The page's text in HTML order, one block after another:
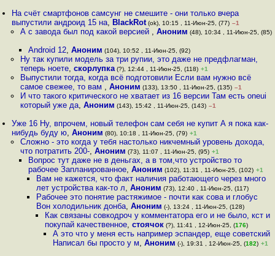
На счёт смартфонов самсунг не смешите - они только вчера
выпустили андроид 15 на, BlackRot (ok), 10:15 , 11-Июн-25, (77) –1
А с завода был под какой версией , Аноним (48), 10:34 , 11-Июн-25, (85)
Android 12, Аноним (104), 10:52 , 11-Июн-25, (92)
Ну так купили модель за три рупии, это даже не предфлагман,
теперь ноете, скорлупка(?), 12:44 , 11-Июн-25, (118) +1
Выпустили тогда, когда всё подготовили Если вам нужно всё
самое свежее, то вам , Аноним (133), 13:50 , 11-Июн-25, (135) –1
И что такого критического не хватает из 16 версии Там есть oneui
который уже да, Аноним (143), 15:42 , 11-Июн-25, (143) –1
Уже 16 Ну, впрочем, новый телефон сам себя не купит А я пока как-
нибудь буду ю,Аноним (80), 10:18 , 11-Июн-25, (79) +1
Сложно - это когда у тебя настолько никчемный уровень дохода,
что потратить 200-, Аноним (73), 11:07 , 11-Июн-25, (95) +1
Вопрос тут даже не в деньгах, а в том,что устройство то
рабочее Запланированное, Аноним (102), 11:31 , 11-Июн-25, (102) +1
Вам не кажется, что факт наличия работающего через много
лет устройства как-то л,Аноним (73), 12:40 , 11-Июн-25, (117)
Рабочее это понятие растяжимое - почти как сова и глобус
Вон холодильник донба,Аноним (-), 13:24 , 11-Июн-25, (128)
Как связаны совкодроч у комментатора его и не было, кст и
покупай качественное, стоячок(?), 11:41 , 12-Июн-25, (176)
А это что у меня есть например эспандер, еще советский
Написал бы просто у м, Аноним (-), 19:31 , 12-Июн-25, (182) +1